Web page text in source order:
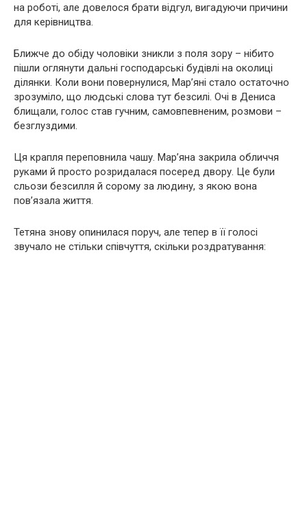
на роботі, але довелося брати відгул, вигадуючи причини
для керівництва.
Ближче до обіду чоловіки зникли з поля зору – нібито
пішли оглянути дальні господарські будівлі на околиці
ділянки. Коли вони повернулися, Мар’яні стало остаточно
зрозуміло, що людські слова тут безсилі. Очі в Дениса
блищали, голос став гучним, самовпевненим, розмови –
безглуздими.
Ця крапля переповнила чашу. Мар’яна закрила обличчя
руками й просто розридалася посеред двору. Це були
сльози безсилля й сорому за людину, з якою вона
пов’язала життя.
Тетяна знову опинилася поруч, але тепер в її голосі
звучало не стільки співчуття, скільки роздратування: